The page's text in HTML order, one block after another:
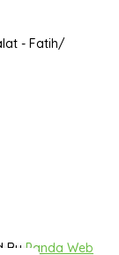
- Fatih/
By Panda Web